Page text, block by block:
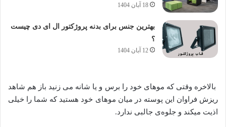
18 آبان 1404
بهترین جنس برای بدنه پروژکتور ال ای دی چیست
؟
12 آبان 1404
بالاخره وقتی که موهای خود را برس و یا شانه می زنید باز هم شاهد
ریزش فراوان این پوسته در میان موهای خود هستید که شما را خیلی
اذیت میکند و جلوه‌ی جالبی ندارد.